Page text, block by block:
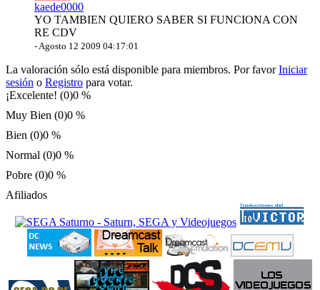
kaede0000
YO TAMBIEN QUIERO SABER SI FUNCIONA CON
RE CDV
-Agosto 12 2009 04:17:01
La valoración sólo está disponible para miembros. Por favorIniciar
sesión o Registro para votar.
¡Excelente! (0)0 %
Muy Bien (0)0 %
Bien (0)0 %
Normal (0)0 %
Pobre (0)0 %
Afiliados